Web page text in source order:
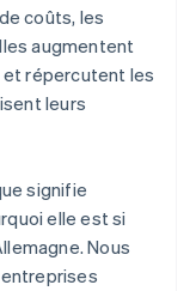
coûts, les
augmentent
répercutent les
leurs
signifie
elle est si
Nous